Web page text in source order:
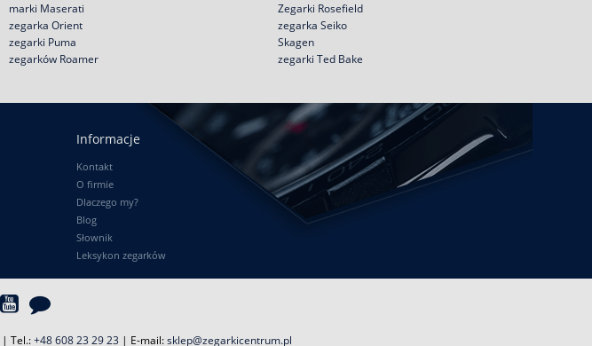
marki Maserati
zegarka Orient
zegarki Puma
zegarków Roamer
Zegarki Rosefield
zegarka Seiko
Skagen
zegarki Ted Bake
Informacje
Kontakt
O firmie
Dlaczego my?
Blog
Słownik
Leksykon zegarków
| Tel.:+48 608 23 29 23 | E-mail:sklep@zegarkicentrum.pl